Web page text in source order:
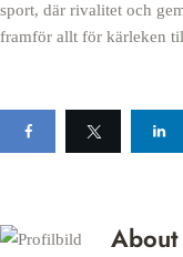
sport, där rivalitet och
framför allt för kärleken